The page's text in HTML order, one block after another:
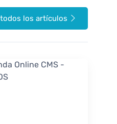
los artículos